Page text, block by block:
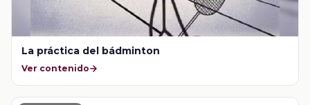
La práctica del bádminton
Ver contenido